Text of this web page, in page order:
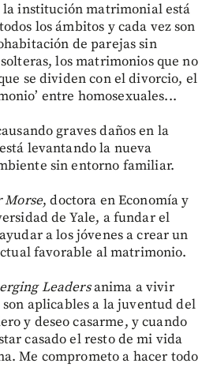
la institución matrimonial está
los ámbitos y cada vez son
de parejas sin
los matrimonios que no
se dividen con el divorcio, el
entre homosexuales...
graves daños en la
levantando la nueva
sin entorno familiar.
Morse, doctora en Economía y
de Yale, a fundar el
a los jóvenes a crear un
favorable al matrimonio.
Leadersanima a vivir
aplicables a la juventud del
y deseo casarme, y cuando
casado el resto de mi vida
Me comprometo a hacer todo